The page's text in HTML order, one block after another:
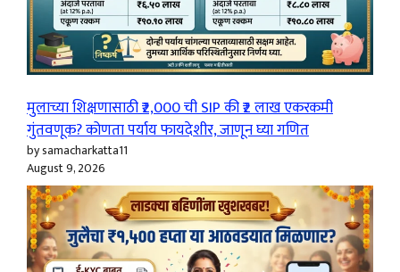
मुलाच्या शिक्षणासाठी ₹2,000 ची SIP की ₹2 लाख एकरकमी
गुंतवणूक? कोणता पर्याय फायदेशीर, जाणून घ्या गणित
by samacharkatta11
August 9, 2026